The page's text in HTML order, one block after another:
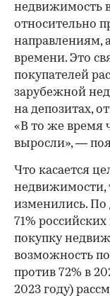
недвижимость
относительно
направлениям,
времени. Это
покупателей
зарубежной
на депозитах,
«В то же время
выросли», —
Что касается
недвижимости,
изменились. По
71%
покупку
возможность
против 72% в
2023 году)